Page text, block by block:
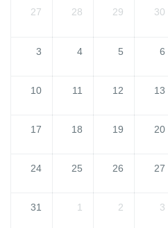
27 28 29 30
3 4 5 6
10 11 12 13
17 18 19 20
24 25 26 27
31 1 2 3